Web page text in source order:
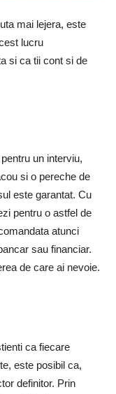
mai lejera, este
lucru
si ca tii cont si de
un interviu,
si o pereche de
este garantat. Cu
pentru o astfel de
atunci
sau financiar.
de care ai nevoie.
ca fiecare
este posibil ca,
definitor. Prin